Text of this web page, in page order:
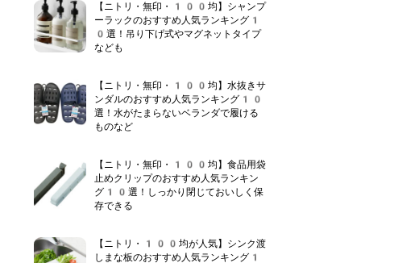
【ニトリ・無印・100均】シャンプ
ーラックのおすすめ人気ランキング1
0選！吊り下げ式やマグネットタイプ
なども
【ニトリ・無印・100均】水抜きサ
ンダルのおすすめ人気ランキング10
選！水がたまらないベランダで履ける
ものなど
【ニトリ・無印・100均】食品用袋
止めクリップのおすすめ人気ランキン
グ10選！しっかり閉じておいしく保
存できる
【ニトリ・100均が人気】シンク渡
しまな板のおすすめ人気ランキング1